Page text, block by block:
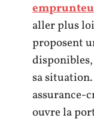
aller plus
proposent
sa
assurance-
ouvre la